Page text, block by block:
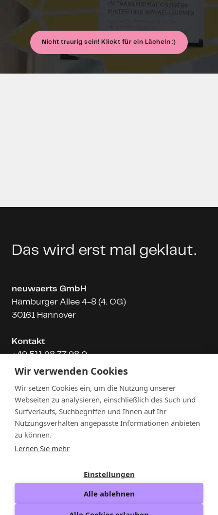
Nicht traurig sein! Klickt für ein Lächeln :)
Das wird erst mal geklaut.
neuwaerts GmbH
Hamburger Allee 4-8 (4. OG)
30161 Hannover
Kontakt
+49 511 98 77 98 0
info@neuwaerts.de
Montag - Freitag
9-17 Uhr
Wir verwenden Cookies
Wir setzen Cookies ein, um die Nutzung unserer
Webseiten zu analysieren, einschließlich des Such und
Surfverlaufs, Suchbegriffen und Ihnen auf Ihr
Nutzungsverhalten angepasste Informationen anbieten
zu können.
Lernen Sie mehr
Einstellungen
Alle ablehnen